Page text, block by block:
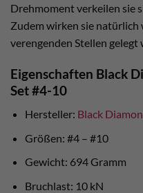
Drehmoment verkeilen sie
Zudem wirken sie natürlich
verengenden Stellen gelegt
Eigenschaften Black
Set #4-10
Hersteller: Black
Größen: #4 – #10
Gewicht: 694 Gramm
Bruchlast: 10 kN